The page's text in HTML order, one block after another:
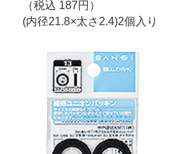
（税込 187円）
(内径21.8×太さ2.4)2個入り